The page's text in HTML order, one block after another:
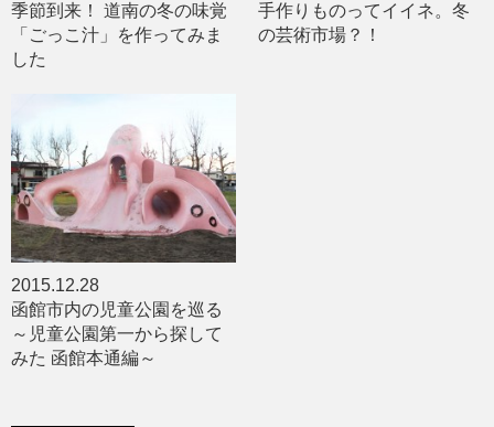
季節到来！ 道南の冬の味覚
「ごっこ汁」を作ってみま
した
手作りものってイイネ。冬
の芸術市場？！
2015.12.28
函館市内の児童公園を巡る
～児童公園第一から探して
みた 函館本通編～